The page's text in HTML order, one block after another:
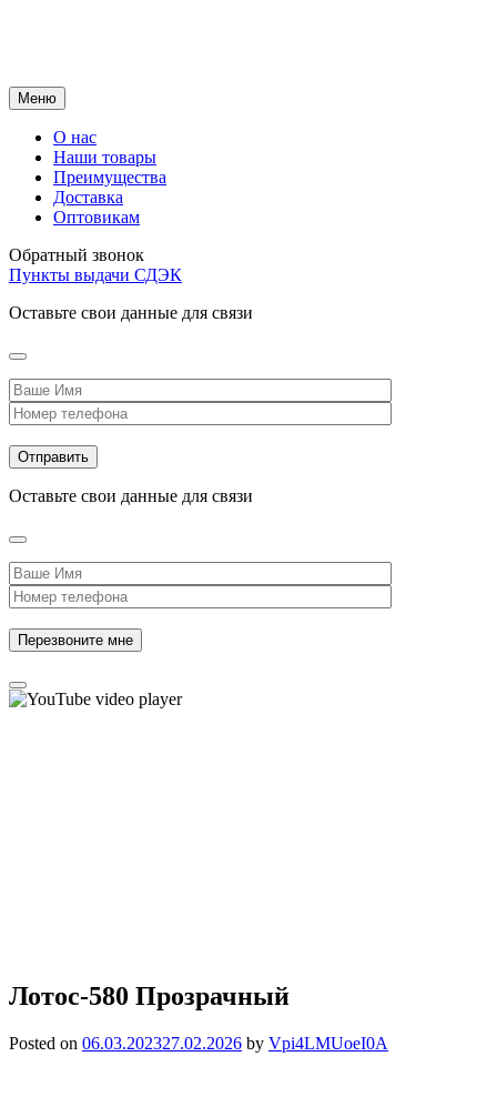
Меню
О нас
Наши товары
Преимущества
Доставка
Оптовикам
Обратный звонок
Пункты выдачи СДЭК
Оставьте свои данные для связи
Оставьте свои данные для связи
Лотос-580 Прозрачный
Posted on 06.03.202327.02.2026 by Vpi4LMUoeI0A